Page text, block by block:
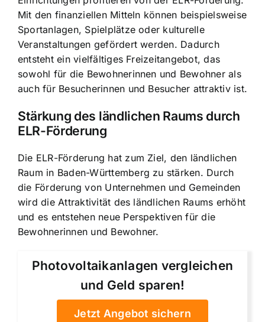
Mit den finanziellen Mitteln können beispielsweise
Sportanlagen, Spielplätze oder kulturelle
Veranstaltungen gefördert werden. Dadurch
entsteht ein vielfältiges Freizeitangebot, das
sowohl für die Bewohnerinnen und Bewohner als
auch für Besucherinnen und Besucher attraktiv ist.
Stärkung des ländlichen Raums durch
ELR-Förderung
Die ELR-Förderung hat zum Ziel, den ländlichen
Raum in Baden-Württemberg zu stärken. Durch
die Förderung von Unternehmen und Gemeinden
wird die Attraktivität des ländlichen Raums erhöht
und es entstehen neue Perspektiven für die
Bewohnerinnen und Bewohner.
Photovoltaikanlagen vergleichen
und Geld sparen!
Jetzt Angebot sichern